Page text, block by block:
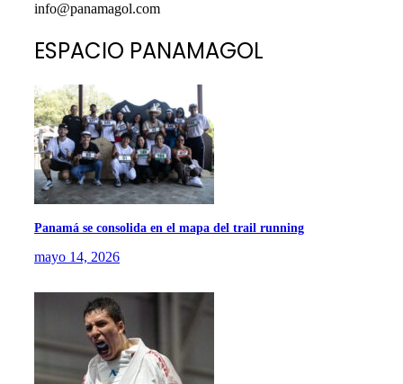
info@panamagol.com
ESPACIO PANAMAGOL
Panamá se consolida en el mapa del trail running
mayo 14, 2026